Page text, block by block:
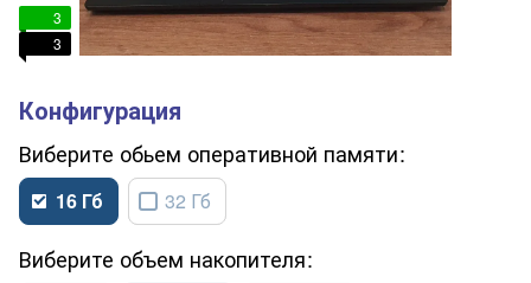
3
3
обьем оперативной памяти
16 Гб 32 Гб
объем накопителя